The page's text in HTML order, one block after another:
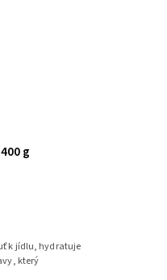
g
k jídlu, hydratuje
který